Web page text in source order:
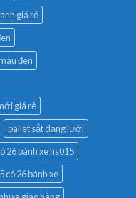
giá rẻ
đen
giá rẻ
pallet sắt dạng lưới
26 bánh xe hs015
có 26 bánh xe